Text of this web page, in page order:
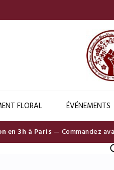
FLORAL ÉVÉNEMENTS
à Paris— Commandez avant